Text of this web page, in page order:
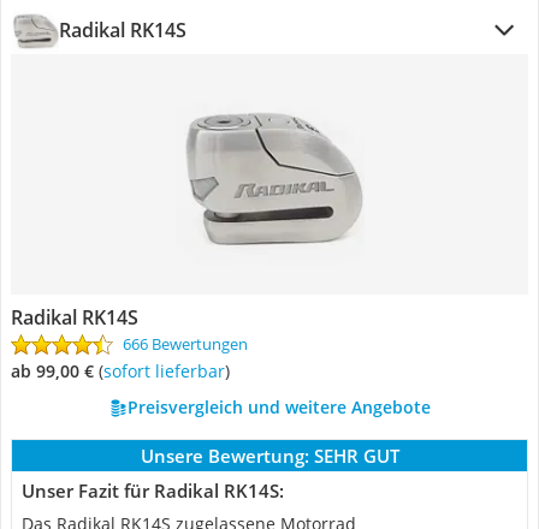
Radikal RK14S
Radikal RK14S
666 Bewertungen
ab 99,00 € ( Sofort lieferbar)
Preisvergleich und weitere Angebote
Unsere Bewertung: SEHR GUT
Unser Fazit für Radikal RK14S:
Das Radikal RK14S zugelassene Motorrad